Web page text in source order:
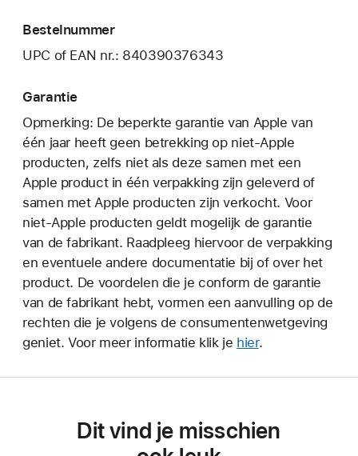
Bestelnummer
UPC of EAN nr.: 840390376343
Garantie
Opmerking: De beperkte garantie van Apple van
één jaar heeft geen betrekking op niet-Apple
producten, zelfs niet als deze samen met een
Apple product in één verpakking zijn geleverd of
samen met Apple producten zijn verkocht. Voor
niet-Apple producten geldt mogelijk de garantie
van de fabrikant. Raadpleeg hiervoor de verpakking
en eventuele andere documentatie bij of over het
product. De voordelen die je conform de garantie
van de fabrikant hebt, vormen een aanvulling op de
rechten die je volgens de consumentenwetgeving
geniet. Voor meer informatie klik je hier.
Dit vind je misschien